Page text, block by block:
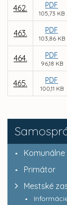
Primátor
Mestské
462. PDF
105,73 KB
463. PDF
103,86 KB
464. PDF
96,18 KB
465. PDF
100,11 KB